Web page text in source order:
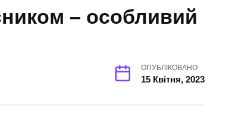
– особливий
ОПУБЛІКОВАНО
15 Квітня, 2023